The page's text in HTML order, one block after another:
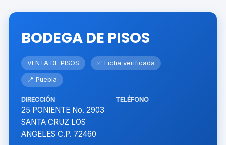
BODEGA DE PISOS
VENTA DE PISOS ✅ Ficha verificada
📍 Puebla
DIRECCIÓN
25 PONIENTE No. 2903
SANTA CRUZ LOS
ANGELES C.P. 72460
TELÉFONO